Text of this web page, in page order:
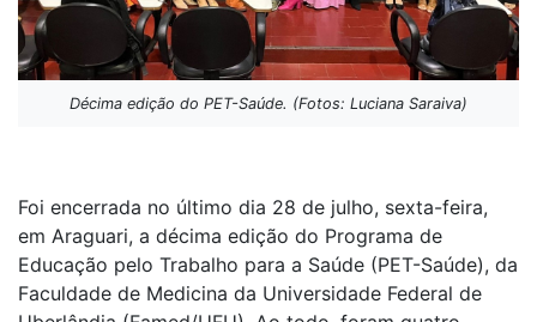
Décima edição do PET-Saúde. (Fotos: Luciana Saraiva)
Foi encerrada no último dia 28 de julho, sexta-feira,
em Araguari, a décima edição do Programa de
Educação pelo Trabalho para a Saúde (PET-Saúde), da
Faculdade de Medicina da Universidade Federal de